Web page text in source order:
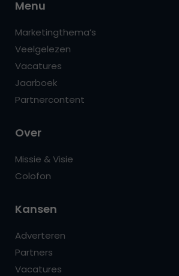
Menu
Marketingthema’s
Veelgelezen
Vacatures
Jaarboek
Partnercontent
Over
Missie & Visie
Colofon
Kansen
Adverteren
Partners
Vacatures